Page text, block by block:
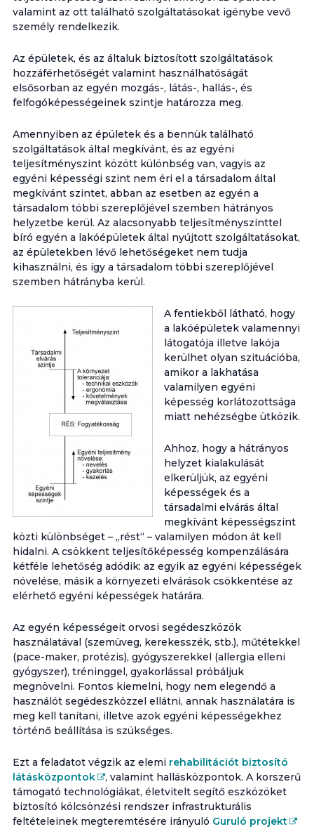
valamint az ott található szolgáltatásokat igénybe vevő
személy rendelkezik.
Az épületek, és az általuk biztosított szolgáltatások
hozzáférhetőségét valamint használhatóságát
elsősorban az egyén mozgás-, látás-, hallás-, és
felfogóképességeinek szintje határozza meg.
Amennyiben az épületek és a bennük található
szolgáltatások által megkívánt, és az egyéni
teljesítményszint között különbség van, vagyis az
egyéni képességi szint nem éri el a társadalom által
megkívánt szintet, abban az esetben az egyén a
társadalom többi szereplőjével szemben hátrányos
helyzetbe kerül. Az alacsonyabb teljesítményszinttel
bíró egyén a lakóépületek által nyújtott szolgáltatásokat,
az épületekben lévő lehetőségeket nem tudja
kihasználni, és így a társadalom többi szereplőjével
szemben hátrányba kerül.
A fentiekből látható, hogy
a lakóépületek valamennyi
látogatója illetve lakója
kerülhet olyan szituációba,
amikor a lakhatása
valamilyen egyéni
képesség korlátozottsága
miatt nehézségbe ütközik.
Ahhoz, hogy a hátrányos
helyzet kialakulását
elkerüljük, az egyéni
képességek és a
társadalmi elvárás által
megkívánt képességszint
közti különbséget – „rést“ – valamilyen módon át kell
hidalni. A csökkent teljesítőképesség kompenzálására
kétféle lehetőség adódik: az egyik az egyéni képességek
növelése, másik a környezeti elvárások csökkentése az
elérhető egyéni képességek határára.
Az egyén képességeit orvosi segédeszközök
használatával (szemüveg, kerekesszék, stb.), műtétekkel
(pace-maker, protézis), gyógyszerekkel (allergia elleni
gyógyszer), tréninggel, gyakorlással próbáljuk
megnövelni. Fontos kiemelni, hogy nem elegendő a
használót segédeszközzel ellátni, annak használatára is
meg kell tanítani, illetve azok egyéni képességekhez
történő beállítása is szükséges.
Ezt a feladatot végzik az elemi rehabilitációt biztosító
látásközpontok
, valamint hallásközpontok. A korszerű
támogató technológiákat, életvitelt segítő eszközöket
biztosító kölcsönzési rendszer infrastrukturális
feltételeinek megteremtésére irányuló Guruló projekt